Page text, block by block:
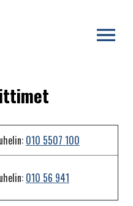
010 5507 100
010 56 941